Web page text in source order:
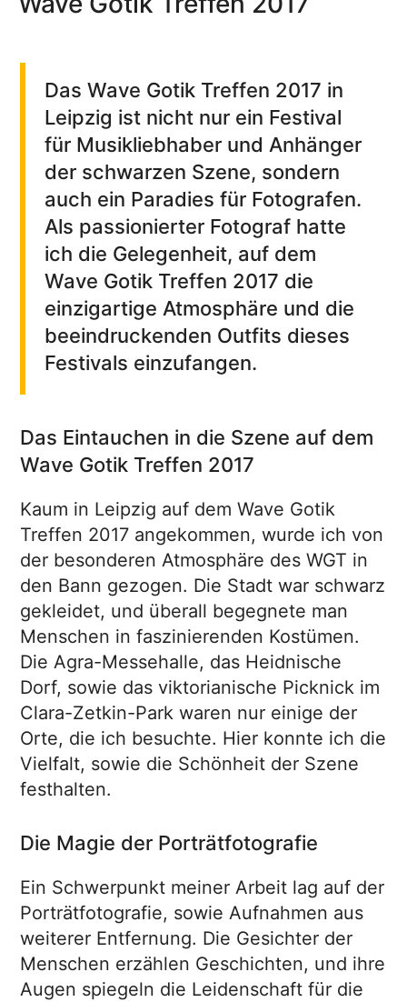
Das Wave Gotik Treffen 2017 in
Leipzig ist nicht nur ein Festival
für Musikliebhaber und Anhänger
der schwarzen Szene, sondern
auch ein Paradies für Fotografen.
Als passionierter Fotograf hatte
ich die Gelegenheit, auf dem
Wave Gotik Treffen 2017 die
einzigartige Atmosphäre und die
beeindruckenden Outfits dieses
Festivals einzufangen.
Das Eintauchen in die Szene auf dem
Wave Gotik Treffen 2017
Kaum in Leipzig auf dem Wave Gotik
Treffen 2017 angekommen, wurde ich von
der besonderen Atmosphäre des WGT in
den Bann gezogen. Die Stadt war schwarz
gekleidet, und überall begegnete man
Menschen in faszinierenden Kostümen.
Die Agra-Messehalle, das Heidnische
Dorf, sowie das viktorianische Picknick im
Clara-Zetkin-Park waren nur einige der
Orte, die ich besuchte. Hier konnte ich die
Vielfalt, sowie die Schönheit der Szene
festhalten.
Die Magie der Porträtfotografie
Ein Schwerpunkt meiner Arbeit lag auf der
Porträtfotografie, sowie Aufnahmen aus
weiterer Entfernung. Die Gesichter der
Menschen erzählen Geschichten, und ihre
Augen spiegeln die Leidenschaft für die